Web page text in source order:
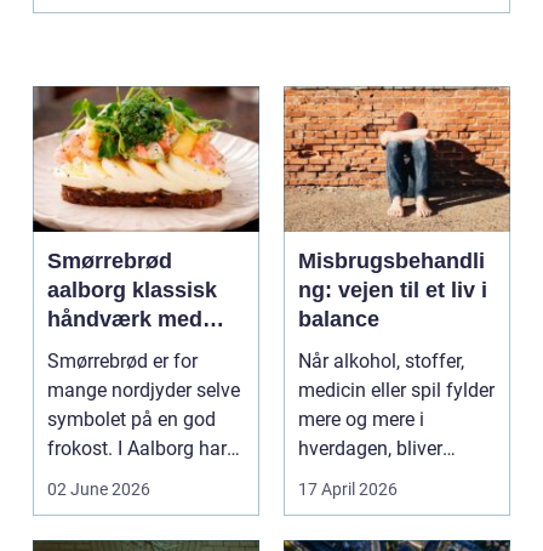
Smørrebrød
aalborg klassisk
håndværk med
moderne twist
Smørrebrød er for
mange nordjyder selve
symbolet på en god
frokost. I Aalborg har
02 June 2026
Misbrugsbehandli
ng: vejen til et liv i
balance
Når alkohol, stoffer,
medicin eller spil fylder
mere og mere i
hverdagen, bliver
grænsen...
17 April 2026